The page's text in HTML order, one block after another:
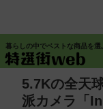
暮らしの中でベストな商品を選
5.7Kの全天
派カメラ「